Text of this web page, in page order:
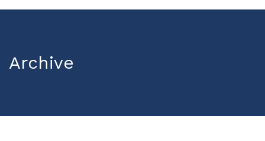
Archive